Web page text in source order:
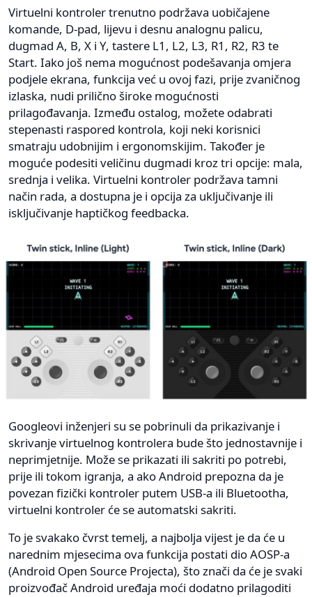
Virtuelni kontroler trenutno podržava uobičajene
komande, D-pad, lijevu i desnu analognu palicu,
dugmad A, B, X i Y, tastere L1, L2, L3, R1, R2, R3 te
Start. Iako još nema mogućnost podešavanja omjera
podjele ekrana, funkcija već u ovoj fazi, prije zvaničnog
izlaska, nudi prilično široke mogućnosti
prilagođavanja. Između ostalog, možete odabrati
stepenasti raspored kontrola, koji neki korisnici
smatraju udobnijim i ergonomskijim. Također je
moguće podesiti veličinu dugmadi kroz tri opcije: mala,
srednja i velika. Virtuelni kontroler podržava tamni
način rada, a dostupna je i opcija za uključivanje ili
isključivanje haptičkog feedbacka.
Googleovi inženjeri su se pobrinuli da prikazivanje i
skrivanje virtuelnog kontrolera bude što jednostavnije i
neprimjetnije. Može se prikazati ili sakriti po potrebi,
prije ili tokom igranja, a ako Android prepozna da je
povezan fizički kontroler putem USB-a ili Bluetootha,
virtuelni kontroler će se automatski sakriti.
To je svakako čvrst temelj, a najbolja vijest je da će u
narednim mjesecima ova funkcija postati dio AOSP-a
(Android Open Source Projecta), što znači da će je svaki
proizvođač Android uređaja moći dodatno prilagoditi